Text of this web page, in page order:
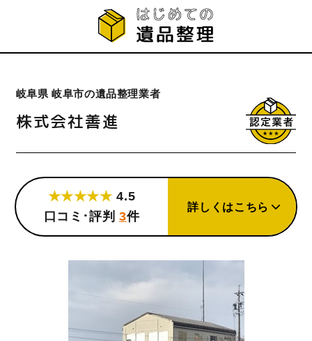
岐阜県 岐阜市の遺品整理業者
株式会社善進
★★★★★ 4.5
口コミ･評判 3件
詳しくはこちら